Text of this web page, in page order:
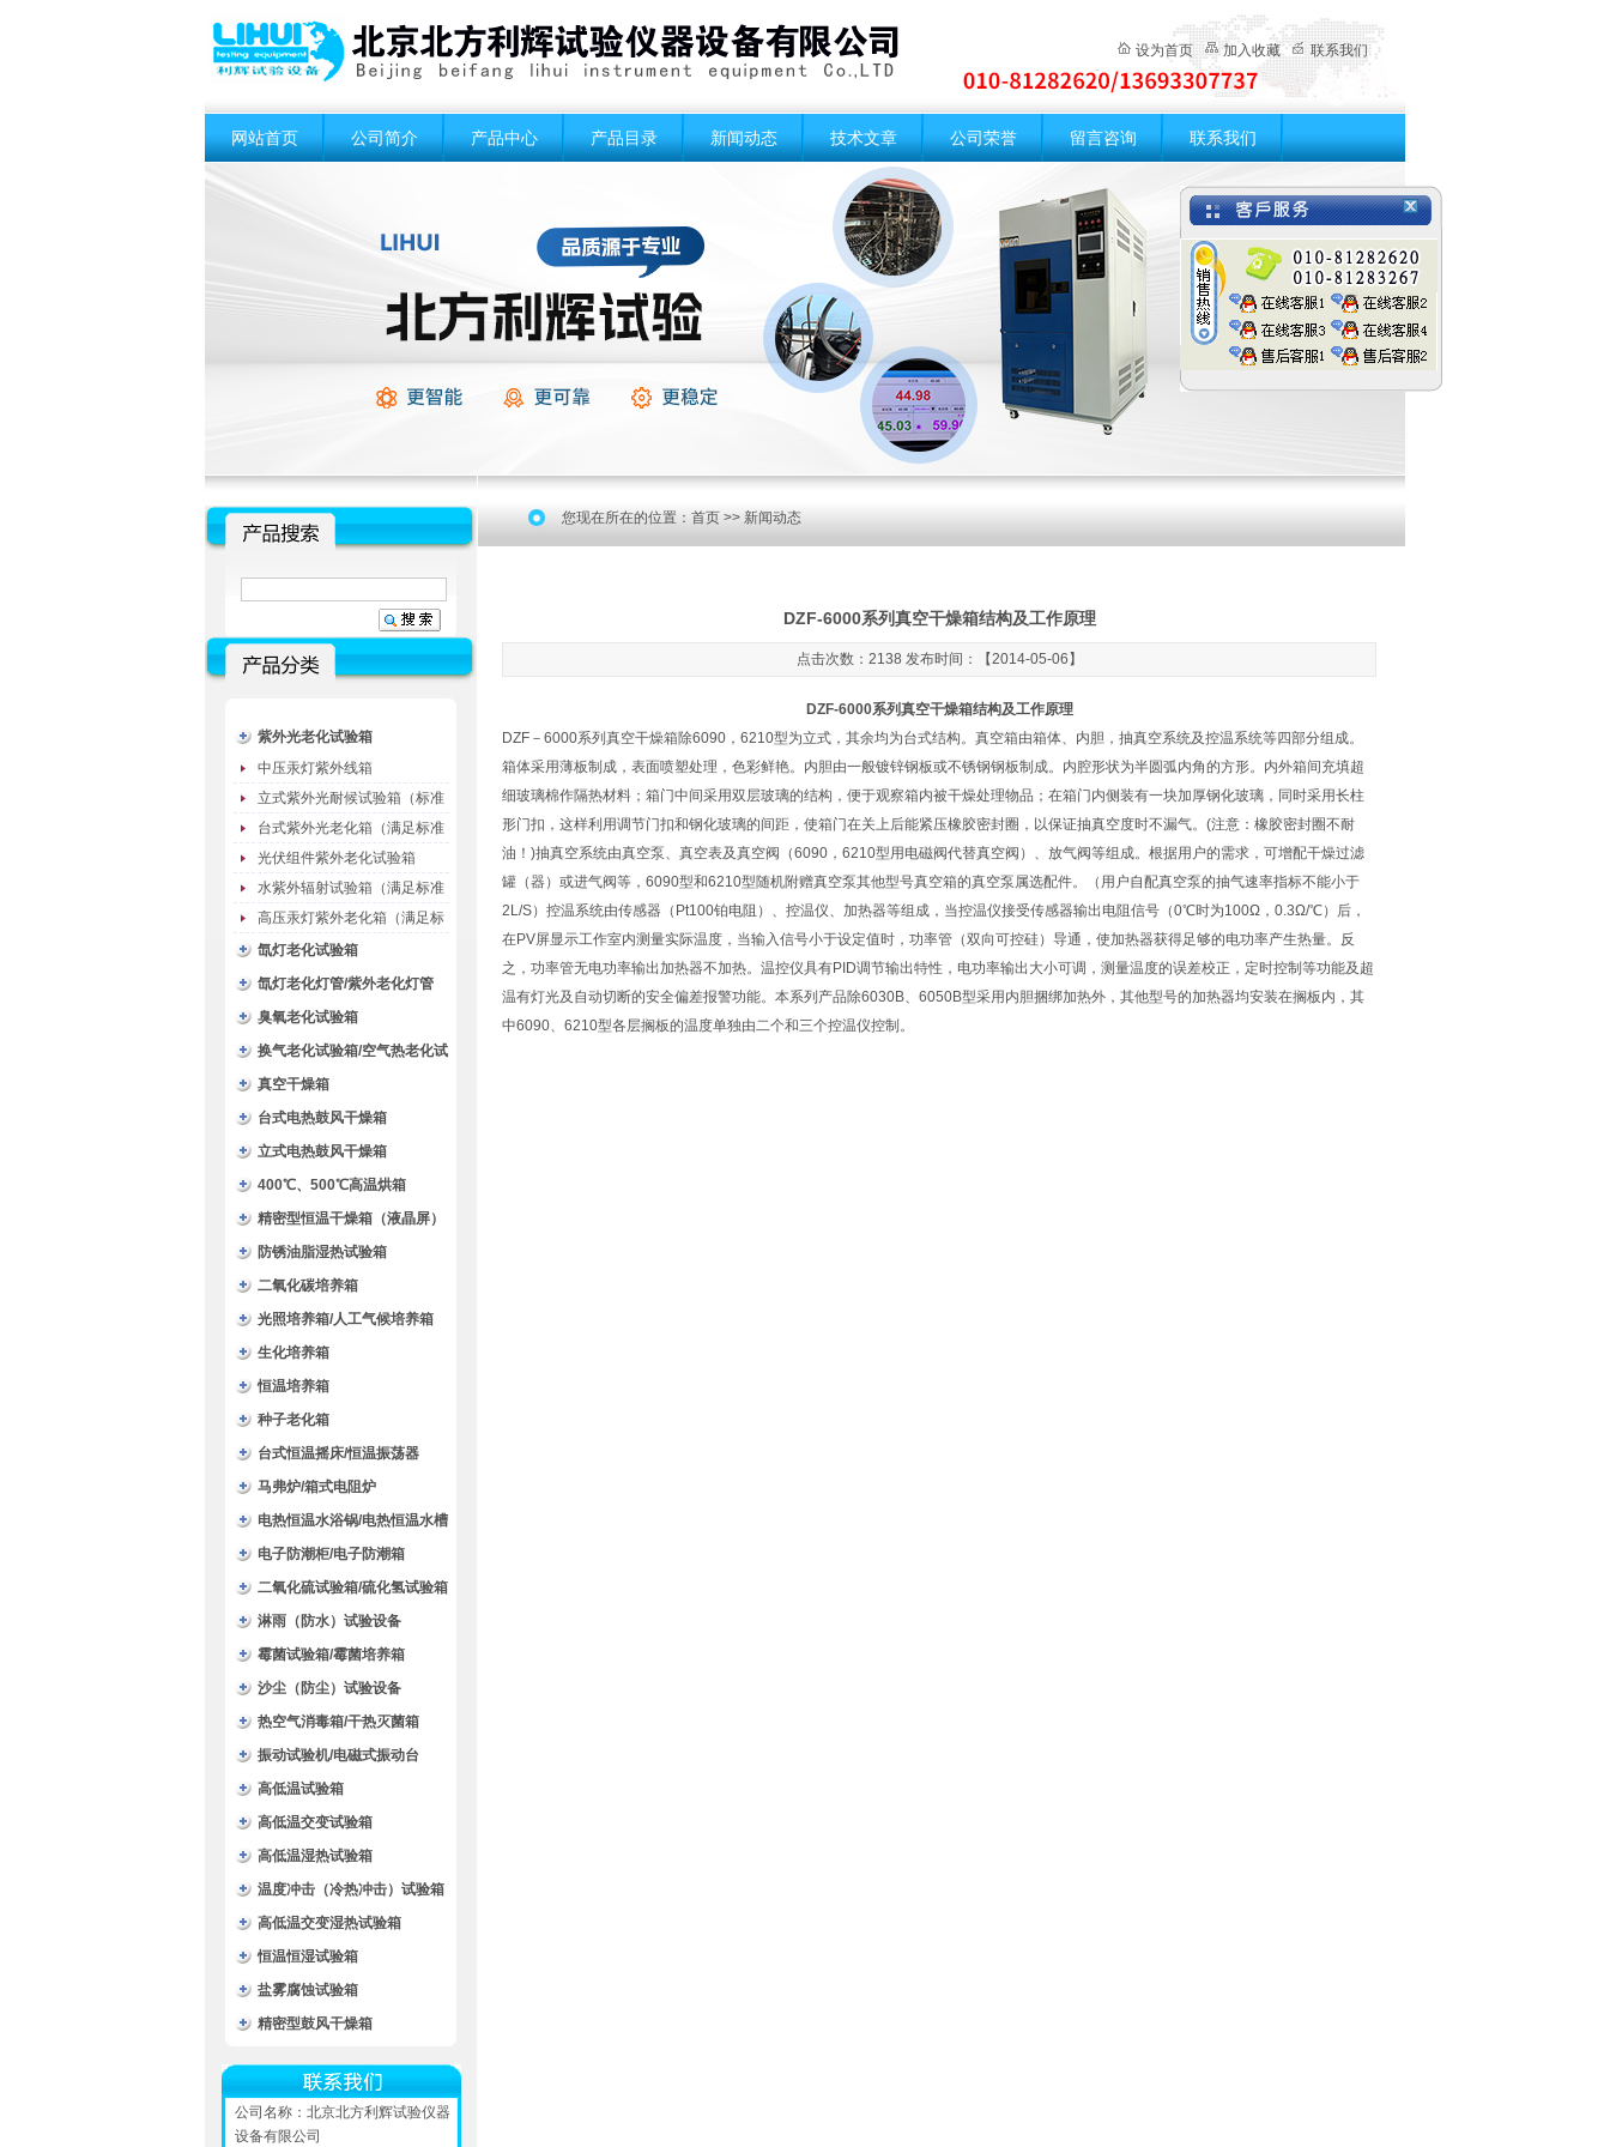
设为首页 加入收藏 联系我们
网站首页 公司简介 产品中心 产品目录 新闻动态 技术文章 公司荣誉 留言咨询 联系我们
紫外光老化试验箱
中压汞灯紫外线箱
立式紫外光耐候试验箱（标准
型）
台式紫外光老化箱（满足标准
GB/T16776）
光伏组件紫外老化试验箱
水紫外辐射试验箱（满足标准
JC485-1992）
高压汞灯紫外老化箱（满足标
准GB/T16777）
氙灯老化试验箱
氙灯老化灯管/紫外老化灯管
（耗材）
臭氧老化试验箱
换气老化试验箱/空气热老化试
验箱
真空干燥箱
台式电热鼓风干燥箱
立式电热鼓风干燥箱
400℃、500℃高温烘箱
精密型恒温干燥箱（液晶屏）
防锈油脂湿热试验箱
二氧化碳培养箱
光照培养箱/人工气候培养箱
生化培养箱
恒温培养箱
种子老化箱
台式恒温摇床/恒温振荡器
马弗炉/箱式电阻炉
电热恒温水浴锅/电热恒温水槽
电子防潮柜/电子防潮箱
二氧化硫试验箱/硫化氢试验箱
淋雨（防水）试验设备
霉菌试验箱/霉菌培养箱
沙尘（防尘）试验设备
热空气消毒箱/干热灭菌箱
振动试验机/电磁式振动台
高低温试验箱
高低温交变试验箱
高低温湿热试验箱
温度冲击（冷热冲击）试验箱
高低温交变湿热试验箱
恒温恒湿试验箱
盐雾腐蚀试验箱
精密型鼓风干燥箱
公司名称：北京北方利辉试验仪器
设备有限公司
您现在所在的位置： 首页 >> 新闻动态
DZF-6000系列真空干燥箱结构及工作原理
点击次数：2138 发布时间：【2014-05-06】
DZF-6000系列真空干燥箱结构及工作原理
DZF－6000系列真空干燥箱除6090，6210型为立式，其余均为台式结构。真空箱由箱体、内胆，抽真空系统及控温系统等四部分组成。
箱体采用薄板制成，表面喷塑处理，色彩鲜艳。内胆由一般镀锌钢板或不锈钢钢板制成。内腔形状为半圆弧内角的方形。内外箱间充填超
细玻璃棉作隔热材料；箱门中间采用双层玻璃的结构，便于观察箱内被干燥处理物品；在箱门内侧装有一块加厚钢化玻璃，同时采用长柱
形门扣，这样利用调节门扣和钢化玻璃的间距，使箱门在关上后能紧压橡胶密封圈，以保证抽真空度时不漏气。(注意：橡胶密封圈不耐
油！)抽真空系统由真空泵、真空表及真空阀（6090，6210型用电磁阀代替真空阀）、放气阀等组成。根据用户的需求，可增配干燥过滤
罐（器）或进气阀等，6090型和6210型随机附赠真空泵其他型号真空箱的真空泵属选配件。（用户自配真空泵的抽气速率指标不能小于
2L/S）控温系统由传感器（Pt100铂电阻）、控温仪、加热器等组成，当控温仪接受传感器输出电阻信号（0℃时为100Ω，0.3Ω/℃）后，
在PV屏显示工作室内测量实际温度，当输入信号小于设定值时，功率管（双向可控硅）导通，使加热器获得足够的电功率产生热量。反
之，功率管无电功率输出加热器不加热。温控仪具有PID调节输出特性，电功率输出大小可调，测量温度的误差校正，定时控制等功能及超
温有灯光及自动切断的安全偏差报警功能。本系列产品除6030B、6050B型采用内胆捆绑加热外，其他型号的加热器均安装在搁板内，其
中6090、6210型各层搁板的温度单独由二个和三个控温仪控制。